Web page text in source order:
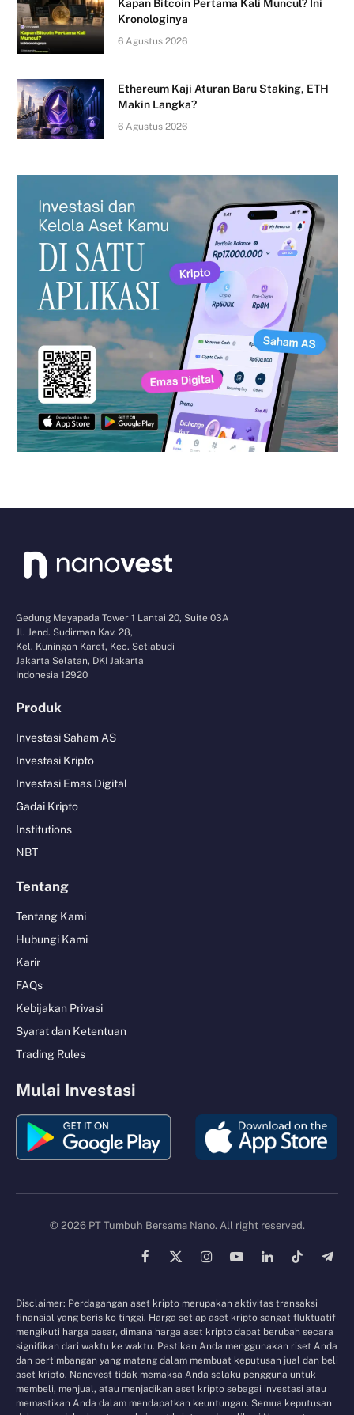
Kapan Bitcoin Pertama Kali Muncul? Ini
Kronologinya
6 Agustus 2026
Ethereum Kaji Aturan Baru Staking, ETH
Makin Langka?
6 Agustus 2026
Gedung Mayapada Tower 1 Lantai 20, Suite 03A
Jl. Jend. Sudirman Kav. 28,
Kel. Kuningan Karet, Kec. Setiabudi
Jakarta Selatan, DKI Jakarta
Indonesia 12920
Produk
Investasi Saham AS
Investasi Kripto
Investasi Emas Digital
Gadai Kripto
Institutions
NBT
Tentang
Tentang Kami
Hubungi Kami
Karir
FAQs
Kebijakan Privasi
Syarat dan Ketentuan
Trading Rules
Mulai Investasi
© 2026 PT Tumbuh Bersama Nano. All right reserved.
Facebook
X
InstagramYouTubeLinkedInTikTok
Disclaimer: Perdagangan aset kripto merupakan aktivitas transaksi
finansial yang berisiko tinggi. Harga setiap aset kripto sangat fluktuatif
mengikuti harga pasar, dimana harga aset kripto dapat berubah secara
signifikan dari waktu ke waktu. Pastikan Anda menggunakan riset Anda
dan pertimbangan yang matang dalam membuat keputusan jual dan beli
aset kripto. Nanovest tidak memaksa Anda selaku pengguna untuk
membeli, menjual, atau menjadikan aset kripto sebagai investasi atau
memastikan Anda dalam mendapatkan keuntungan. Semua keputusan